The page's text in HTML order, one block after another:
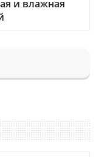
и влажная